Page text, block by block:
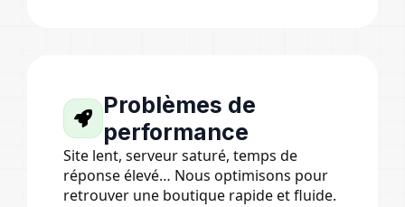
Problèmes de
performance
Site lent, serveur saturé, temps de
réponse élevé… Nous optimisons pour
retrouver une boutique rapide et fluide.